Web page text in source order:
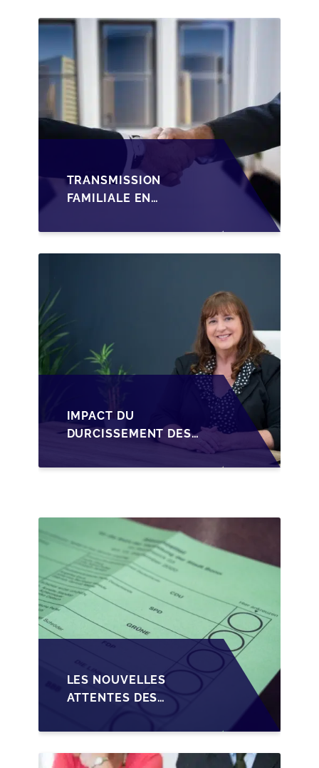
TRANSMISSION
FAMILIALE EN
STRUCTURER LA
CESSION DES PARTS
IMPACT DU
DURCISSEMENT DES
CRÉDIT SUR LA
LES NOUVELLES
ATTENTES DES
TRANSMISSION DES
PME BELGES